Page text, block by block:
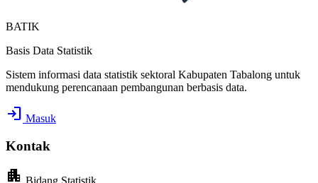
BATIK
Basis Data Statistik
Sistem informasi data statistik sektoral Kabupaten Tabalong untuk
mendukung perencanaan pembangunan berbasis data.
login Masuk
Kontak
apartment Bidang Statistik